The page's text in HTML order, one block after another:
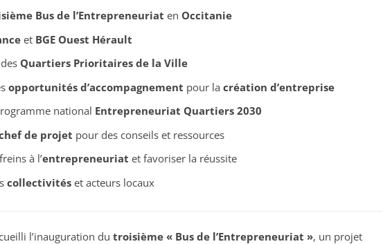
Bus de l’Entrepreneuriat en Occitanie
et BGE Ouest Hérault
Quartiers Prioritaires de la Ville
opportunités d’accompagnement pour la création d’entreprise
national Entrepreneuriat Quartiers 2030
de projet pour des conseils et ressources
à l’entrepreneuriat et favoriser la réussite
collectivitéset acteurs locaux
l’inauguration du troisième « Bus de l’Entrepreneuriat », un projet